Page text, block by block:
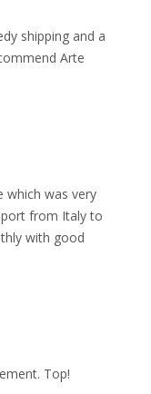
shipping and a
Arte
which was very
from Italy to
with good
Top!